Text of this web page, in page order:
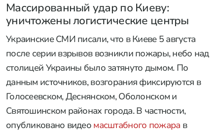
Массированный удар по Киеву:
уничтожены логистические центры
Украинские СМИ писали, что в Киеве 5 августа
после серии взрывов возникли пожары, небо над
столицей Украины было затянуто дымом. По
данным источников, возгорания фиксируются в
Голосеевском, Деснянском, Оболонском и
Святошинском районах города. В частности,
опубликовано видео масштабного пожара в